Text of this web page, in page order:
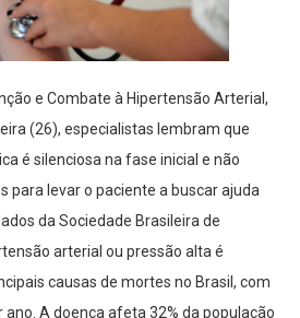
e Combate à Hipertensão Arterial,
(26), especialistas lembram que
é silenciosa na fase inicial e não
para levar o paciente a buscar ajuda
da Sociedade Brasileira de
arterial ou pressão alta é
causas de mortes no Brasil, com
A doença afeta 32% da população